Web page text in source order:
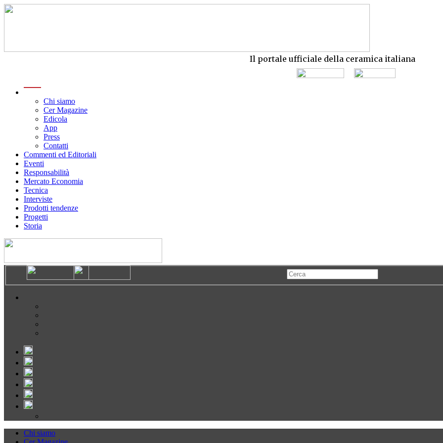
Il portale ufficiale della ceramica italiana
Chi siamo
Cer Magazine
Edicola
App
Press
Contatti
Commenti ed Editoriali
Eventi
Responsabilità
Mercato Economia
Tecnica
Interviste
Prodotti tendenze
Progetti
Storia
Chi siamo